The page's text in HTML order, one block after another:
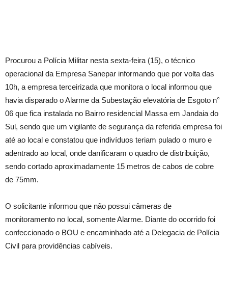
Procurou a Polícia Militar nesta sexta-feira (15), o técnico
operacional da Empresa Sanepar informando que por volta das
10h, a empresa terceirizada que monitora o local informou que
havia disparado o Alarme da Subestação elevatória de Esgoto n°
06 que fica instalada no Bairro residencial Massa em Jandaia do
Sul, sendo que um vigilante de segurança da referida empresa foi
até ao local e constatou que indivíduos teriam pulado o muro e
adentrado ao local, onde danificaram o quadro de distribuição,
sendo cortado aproximadamente 15 metros de cabos de cobre
de 75mm.
O solicitante informou que não possui câmeras de
monitoramento no local, somente Alarme. Diante do ocorrido foi
confeccionado o BOU e encaminhado até a Delegacia de Polícia
Civil para providências cabíveis.